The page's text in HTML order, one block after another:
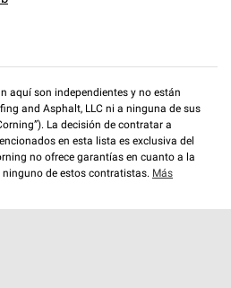
aquí son independientes y no están
and Asphalt, LLC ni a ninguna de sus
La decisión de contratar a
en esta lista es exclusiva del
no ofrece garantías en cuanto a la
de estos contratistas. Más